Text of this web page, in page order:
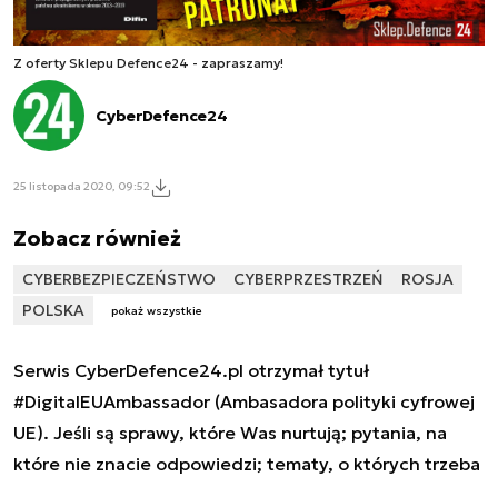
Z oferty Sklepu Defence24 - zapraszamy!
CyberDefence24
25 listopada 2020, 09:52
Zobacz również
CYBERBEZPIECZEŃSTWO CYBERPRZESTRZEŃ
ROSJA
POLSKA
pokaż wszystkie
Serwis CyberDefence24.pl otrzymał tytuł
#DigitalEUAmbassador (Ambasadora polityki cyfrowej
UE). Jeśli są sprawy, które Was nurtują; pytania, na
które nie znacie odpowiedzi; tematy, o których trzeba